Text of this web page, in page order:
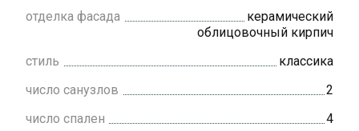
отделка фасада
керамический
облицовочный кирпич
стиль
классика
число санузлов
2
число спален
4